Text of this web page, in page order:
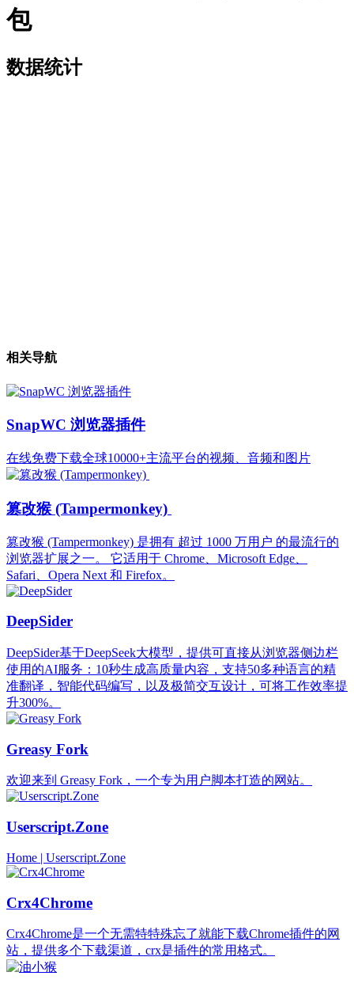
包
数据统计
相关导航
SnapWC 浏览器插件
在线免费下载全球10000+主流平台的视频、音频和图片
篡改猴 (Tampermonkey)
篡改猴 (Tampermonkey) 是拥有 超过 1000 万用户 的最流行的
浏览器扩展之一。 它适用于 Chrome、Microsoft Edge、
Safari、Opera Next 和 Firefox。
DeepSider
DeepSider基于DeepSeek大模型，提供可直接从浏览器侧边栏
使用的AI服务：10秒生成高质量内容，支持50多种语言的精
准翻译，智能代码编写，以及极简交互设计，可将工作效率提
升300%。
Greasy Fork
欢迎来到 Greasy Fork，一个专为用户脚本打造的网站。
Userscript.Zone
Home | Userscript.Zone
Crx4Chrome
Crx4Chrome是一个无需特特殊忘了就能下载Chrome插件的网
站，提供多个下载渠道，crx是插件的常用格式。